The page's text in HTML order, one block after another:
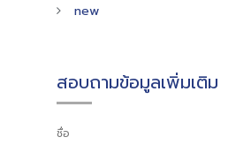
new
สอบถามข้อมูลเพิ่มเติม
ชื่อ